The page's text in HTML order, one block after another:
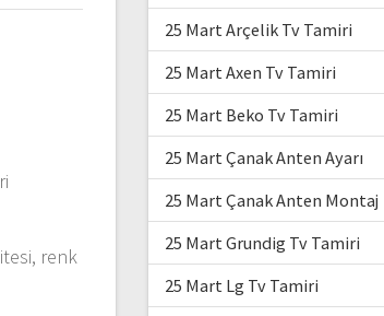
renk
25 Mart Arçelik Tv Tamiri
25 Mart Axen Tv Tamiri
25 Mart Beko Tv Tamiri
25 Mart Çanak Anten Ayarı
25 Mart Çanak Anten Montaj
25 Mart Grundig Tv Tamiri
25 Mart Lg Tv Tamiri